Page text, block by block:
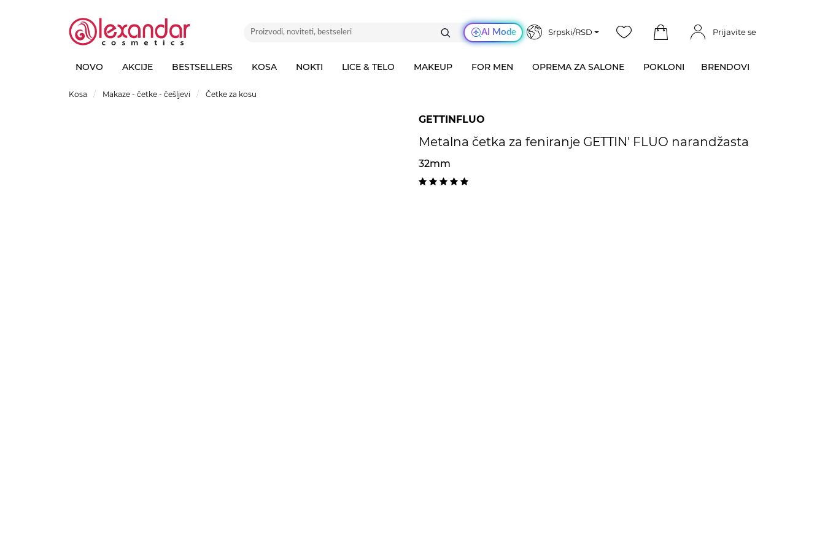
AI Mode Srpski/RSD Prijavite se
NOVO AKCIJE BESTSELLERS KOSA NOKTI LICE & TELO MAKEUP FOR MEN OPREMA ZA SALONE POKLONI BRENDOVI
Kosa Makaze - četke - češljevi Četke za kosu
GETTINFLUO
Metalna četka za feniranje GETTIN' FLUO narandžasta
32mm